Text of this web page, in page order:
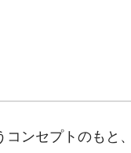
コンセプトのもと